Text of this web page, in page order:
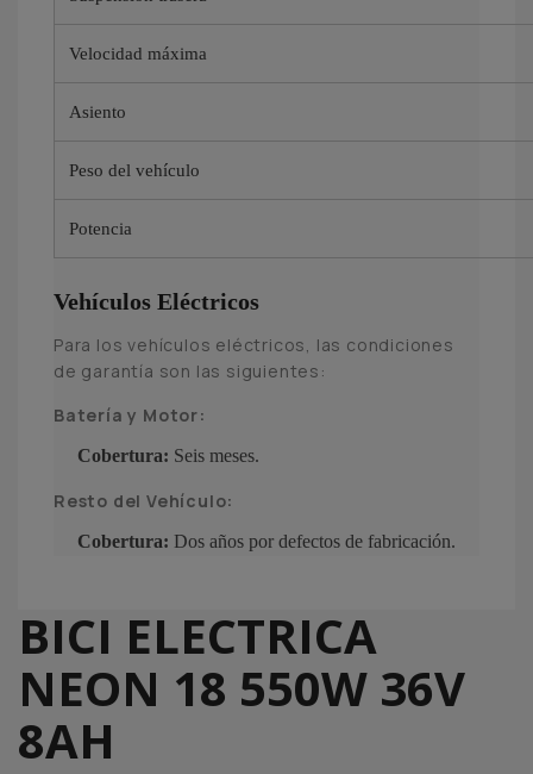
Velocidad máxima
Asiento
Peso del vehículo
Potencia
Vehículos Eléctricos
Para los vehículos eléctricos, las condiciones
de garantía son las siguientes:
Batería y Motor:
Cobertura: Seis meses.
Resto del Vehículo:
Cobertura: Dos años por defectos de fabricación.
BICI ELECTRICA
NEON 18 550W 36V
8AH